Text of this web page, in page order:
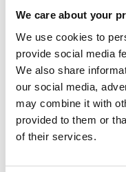
We care about your
We use cookies to
provide social media
We also share
our social media,
may combine it with
provided to them or
of their services.
μείωση του gender
Το σεμινάριο
επιθυμούν να
Δικτύων και να
προσφέρουν σε
Σε αυτό το
γενικές έννοιες